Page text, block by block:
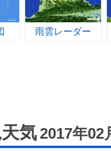
雨雲レーダー
気 2017年02